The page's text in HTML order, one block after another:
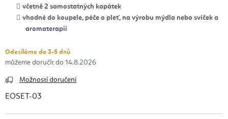
včetně 2 samostatných kapátek
vhodné do koupele, péče o pleť, na výrobu mýdla nebo svíček a
aromaterapii
Odesíláme do 3-5 dnů
14.8.2026
Možnosti doručení
EOSET-03